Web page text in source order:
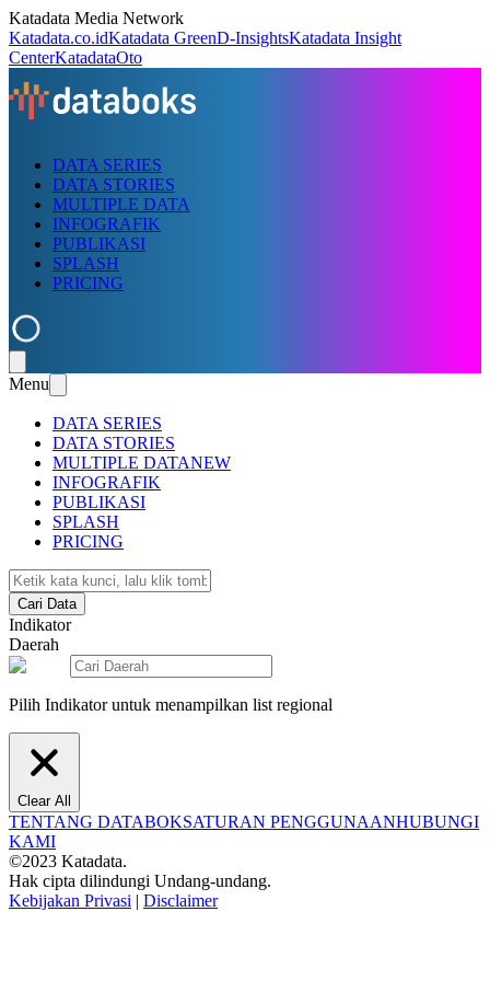
Katadata Media Network
Katadata.co.idKatadata GreenD-InsightsKatadata Insight
CenterKatadataOto
DATA SERIES
DATA STORIES
MULTIPLE DATA
INFOGRAFIK
PUBLIKASI
SPLASH
PRICING
Menu
DATA SERIES
DATA STORIES
MULTIPLE DATANEW
INFOGRAFIK
PUBLIKASI
SPLASH
PRICING
Cari Data
Indikator
Daerah
Pilih Indikator untuk menampilkan list regional
Clear All
TENTANG DATABOKSATURAN PENGGUNAANHUBUNGI
KAMI
©2023 Katadata.
Hak cipta dilindungi Undang-undang.
Kebijakan Privasi | Disclaimer